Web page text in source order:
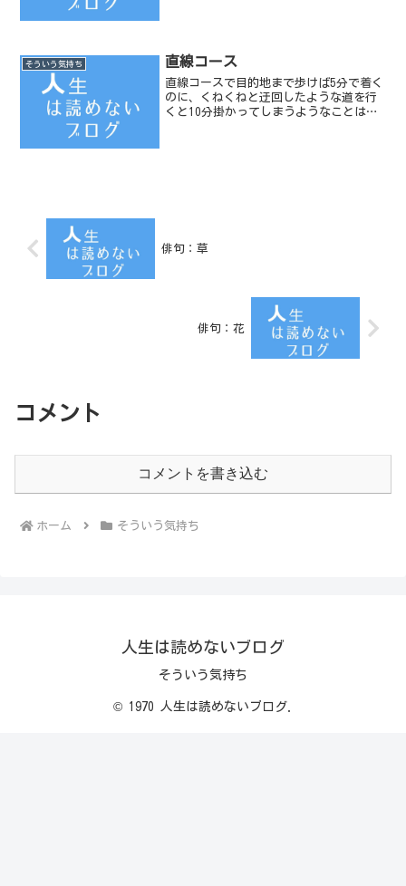
そういう気持ち 直線コース
直線コースで目的地まで歩けば5分で着く
のに、くねくねと迂回したような道を行
くと10分掛かってしまうようなことはざ
俳句：草
俳句：花
コメント
コメントを書き込む
ホーム そういう気持ち
人生は読めないブログ
そういう気持ち
© 1970 人生は読めないブログ.